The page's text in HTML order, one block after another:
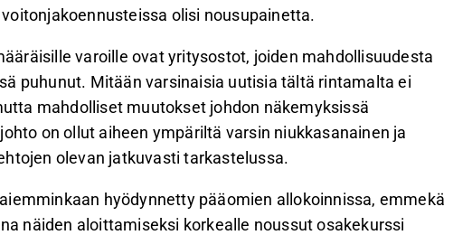
olisi nousupainetta.
varoille ovat yritysostot, joiden mahdollisuudesta
puhunut. Mitään varsinaisia uutisia tältä rintamalta ei
mahdolliset muutokset johdon näkemyksissä
on ollut aiheen ympäriltä varsin niukkasanainen ja
olevan jatkuvasti tarkastelussa.
hyödynnetty pääomien allokoinnissa, emmekä
näiden aloittamiseksi korkealle noussut osakekurssi